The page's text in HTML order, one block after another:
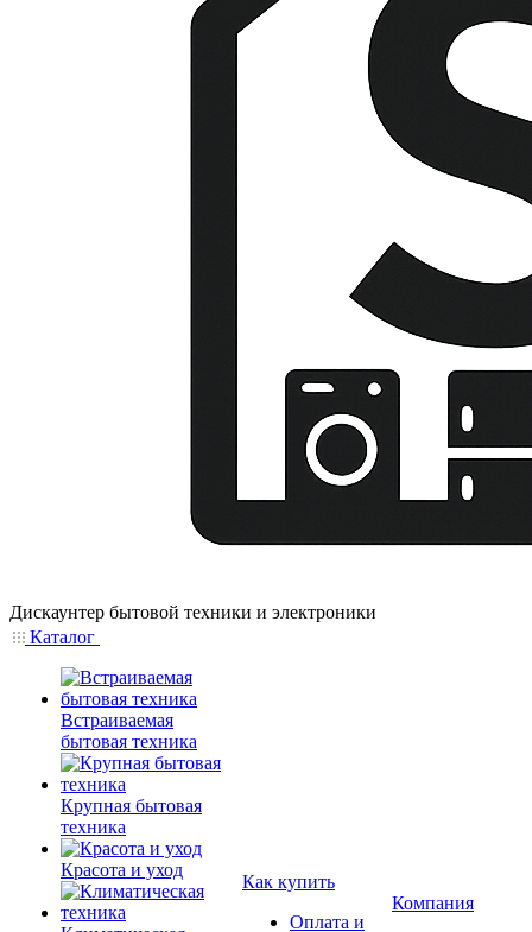
Дискаунтер бытовой техники и электроники
Каталог
Встраиваемая
бытовая техника
Крупная бытовая
техника
Красота и уход
Как купить
Оплата и
Компания